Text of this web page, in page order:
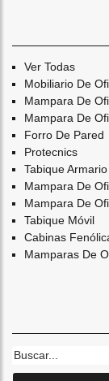
Ver Todas
Mobiliario De
Mampara De
Mampara De
Forro De Pared
Protecnics
Tabique Armario
Mampara De
Mampara De
Tabique Móvil
Cabinas
Mamparas De